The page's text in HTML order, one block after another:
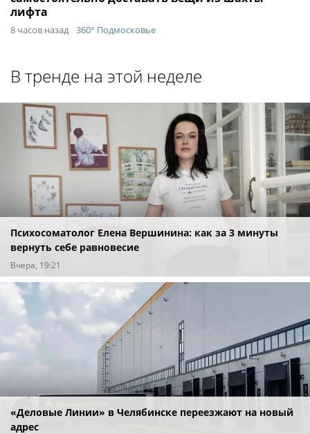
лифта
8 часов назад 360° Подмосковье
В тренде на этой неделе
Психосоматолог Елена Вершинина: как за 3 минуты
вернуть себе равновесие
Вчера, 19:21
«Деловые Линии» в Челябинске переезжают на новый
адрес